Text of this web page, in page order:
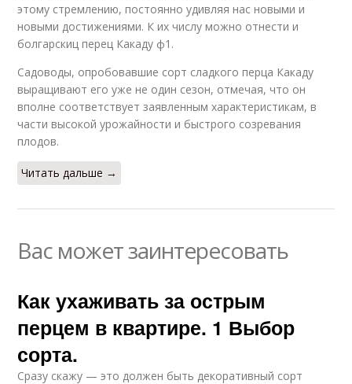
этому стремлению, постоянно удивляя нас новыми и
новыми достижениями. К их числу можно отнести и
болгарскиц перец Какаду ф1.
Садоводы, опробовавшие сорт сладкого перца Какаду
выращивают его уже не один сезон, отмечая, что он
вполне соответствует заявленным характеристикам, в
части высокой урожайности и быстрого созревания
плодов.
Читать дальше →
Вас может заинтересовать
Как ухаживать за острым
перцем в квартире. 1 Выбор
сорта.
Сразу скажу — это должен быть декоративный сорт